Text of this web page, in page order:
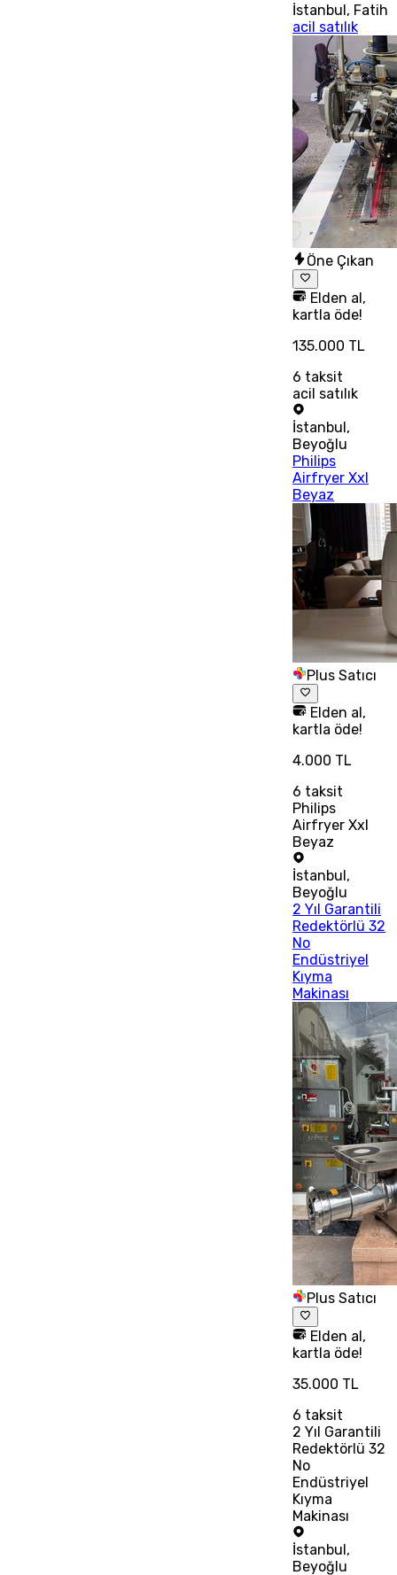
İstanbul, Fatih
acil satılık
Öne Çıkan
Elden al,
kartla öde!
135.000 TL
6 taksit
acil satılık
İstanbul,
Beyoğlu
Philips
Airfryer Xxl
Beyaz
Plus Satıcı
Elden al,
kartla öde!
4.000 TL
6 taksit
Philips
Airfryer Xxl
Beyaz
İstanbul ,
Beyoğlu
2 Yıl Garantili
Redektörlü 32
No
Endüstriyel
Kıyma
Makinası
Plus Satıcı
Elden al,
kartla öde!
35.000 TL
6 taksit
2 Yıl Garantili
Redektörlü 32
No
Endüstriyel
Kıyma
Makinası
İstanbul,
Beyoğlu